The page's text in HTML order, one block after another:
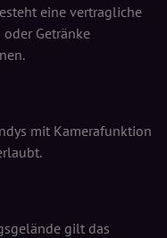
eine vertragliche
Getränke
mit Kamerafunktion
gilt das